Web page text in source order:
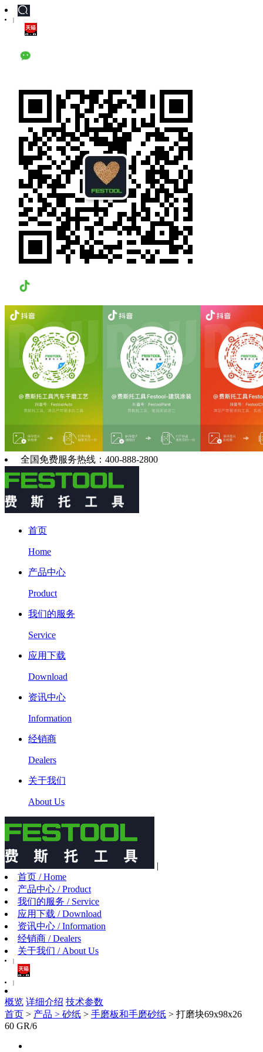
|
全国免费服务热线：400-888-2800
首页
Home
产品中心
Product
我们的服务
Service
应用下载
Download
资讯中心
Information
经销商
Dealers
关于我们
About Us
|
首页 / Home
产品中心 / Product
我们的服务 / Service
应用下载 / Download
资讯中心 / Information
经销商 / Dealers
关于我们 / About Us
|
|
概览 详细介绍 技术参数
首页 > 产品 > 砂纸 > 手磨板和手磨砂纸 > 打磨块69x98x26
60 GR/6